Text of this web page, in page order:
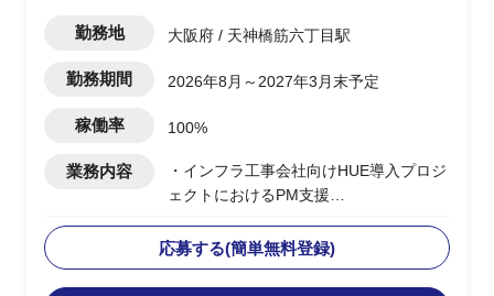
勤務地 大阪府 / 天神橋筋六丁目駅
勤務期間 2026年8月～2027年3月末予定
稼働率 100%
業務内容
・インフラ工事会社向けHUE導入プロジ
ェクトにおけるPM支援
・クライアントとベンダーの間に入って
案件推進、調整
・情報整理、各種資料作成、議事録管理
応募する(簡単無料登録)